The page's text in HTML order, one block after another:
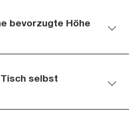
bevorzugte Höhe
selbst